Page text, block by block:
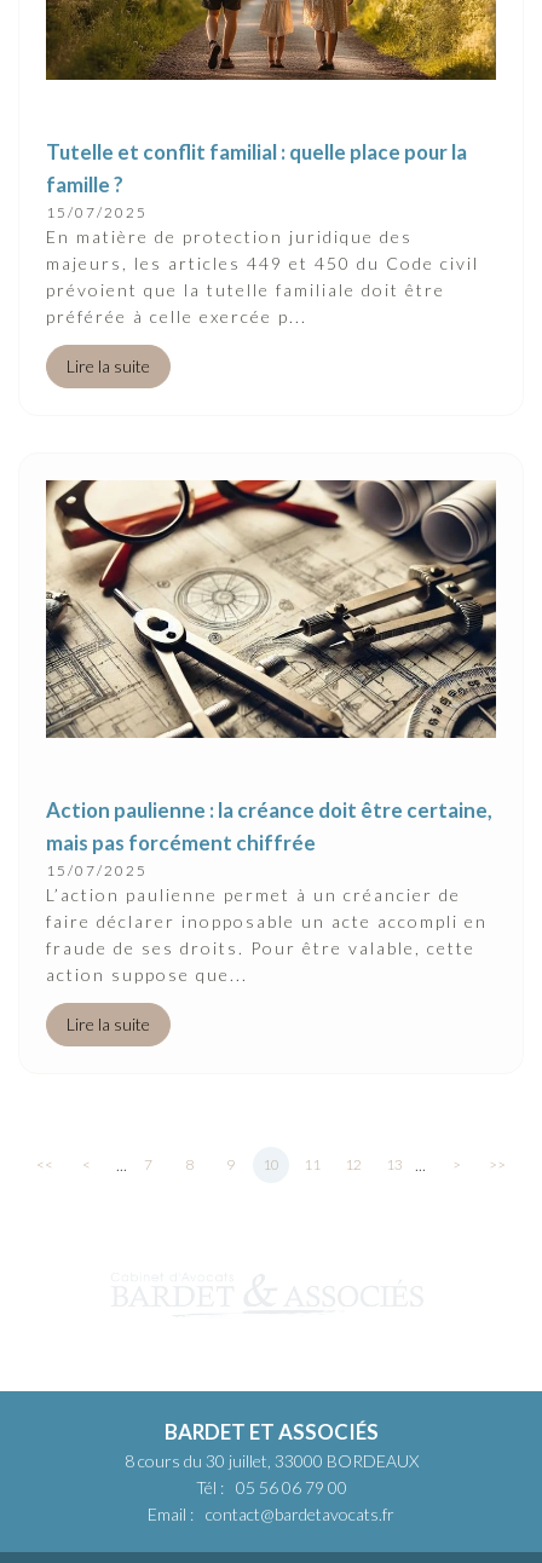
Tutelle et conflit familial : quelle place pour la
famille ?
15/07/2025
En matière de protection juridique des
majeurs, les articles 449 et 450 du Code civil
prévoient que la tutelle familiale doit être
préférée à celle exercée p...
Lire la suite
Action paulienne : la créance doit être certaine,
mais pas forcément chiffrée
15/07/2025
L’action paulienne permet à un créancier de
faire déclarer inopposable un acte accompli en
fraude de ses droits. Pour être valable, cette
action suppose que...
Lire la suite
<< < ... 7 8 9 10 11 12 13 ... > >>
BARDET ET ASSOCIÉS
8 cours du 30 juillet, 33000 BORDEAUX
Tél : 05 56 06 79 00
Email : contact@bardetavocats.fr